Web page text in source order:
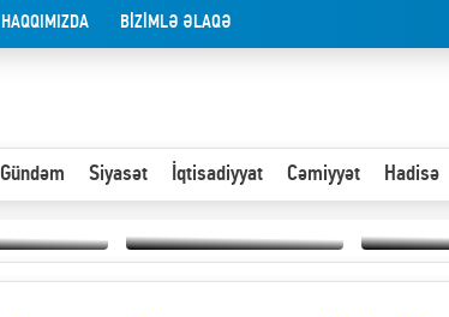
HAQQIMIZDA BİZİMLƏ ƏLAQƏ
Gündəm Siyasət İqtisadiyyat Cəmiyyət Hadisə